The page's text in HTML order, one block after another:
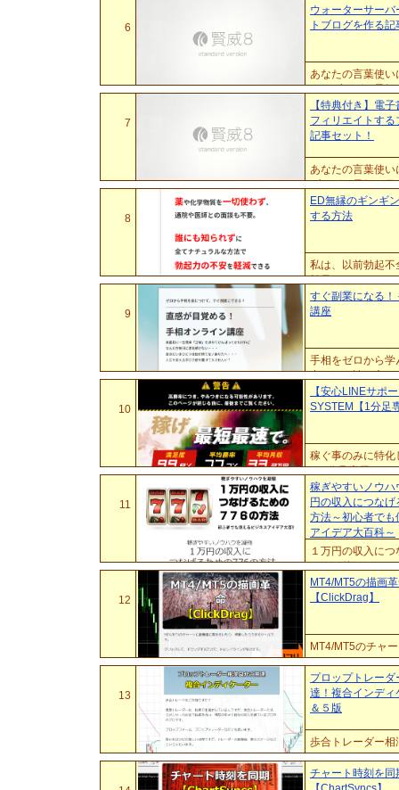
6
ウォーターサー
トブログを作る記
あなたの言葉使
するブログが最
7
【特典付き】電
フィリエイトす
記事セット！
あなたの言葉使
ブログが最短１
8
ED無縁のギンギ
する方法
私は、以前勃起
効果はありませ
ずかしくて相手に
9
すぐ副業になる！
講座
手相をゼロから
力がつく読み方
解説した 有料鑑
10
【安心LINEサポ
SYSTEM【1分足
稼ぐ事のみに特
ン1分足専用ツー
岐点を軽く超え
理...
11
稼ぎやすいノウハ
円の収入につな
方法～初心者でも
アイデア大百科～
１万円の収入に
けでも使えます
も時間がかかる
12
MT4/MT5の描画
【ClickDrag】
MT4/MT5のチャ
13
プロップトレー
達！複合インディ
＆５版
歩合トレーダー
ーです。
チャート時刻を同